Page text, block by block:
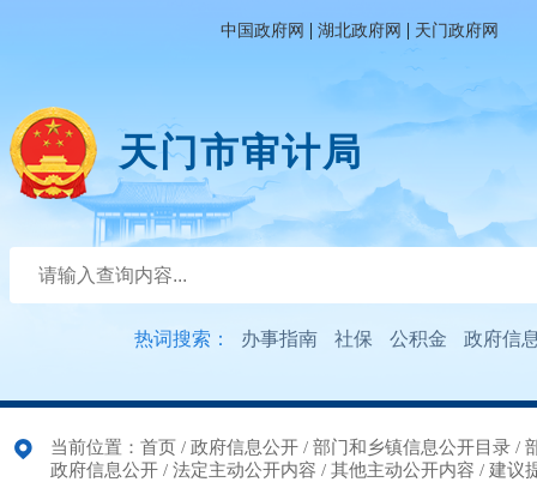
中国政府网 | 湖北政府网 | 天门政府网
天门市审计局
热词搜索： 办事指南 社保 公积金 政府信
当前位置： 首页 / 政府信息公开 / 部门和乡镇信息公开目录 /
政府信息公开 / 法定主动公开内容 / 其他主动公开内容 / 建议